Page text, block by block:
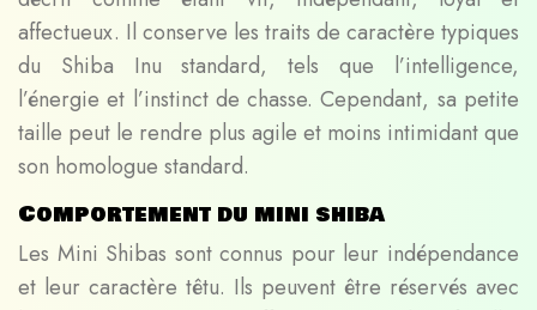
affectueux. Il conserve les traits de caractère typiques
du Shiba Inu standard, tels que l’intelligence,
l’énergie et l’instinct de chasse. Cependant, sa petite
taille peut le rendre plus agile et moins intimidant que
son homologue standard.
Comportement du mini shiba
Les Mini Shibas sont connus pour leur indépendance
et leur caractère têtu. Ils peuvent être réservés avec